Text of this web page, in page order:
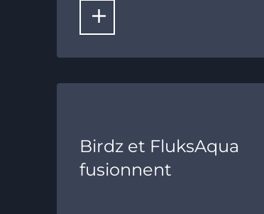
LIRE LA SUITE
Birdz et FluksAqua
fusionnent